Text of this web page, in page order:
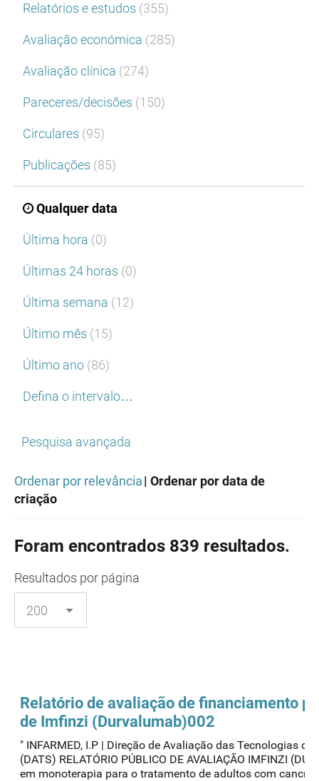
Relatórios e estudos (355)
Avaliação económica (285)
Avaliação clínica (274)
Pareceres/decisões (150)
Circulares (95)
Publicações (85)
Qualquer data
Última hora (0)
Últimas 24 horas (0)
Última semana (12)
Último mês (15)
Último ano (86)
Defina o intervalo…
Pesquisa avançada
Ordenar por relevância| Ordenar por data de
criação
Foram encontrados 839 resultados.
Resultados por página
Relatório de avaliação de financiamento
de Imfinzi (Durvalumab)002
" INFARMED, I.P | Direção de Avaliação das Tecnologias de
(DATS) RELATÓRIO PÚBLICO DE AVALIAÇÃO IMFINZI
em monoterapia para o tratamento de adultos com cancro